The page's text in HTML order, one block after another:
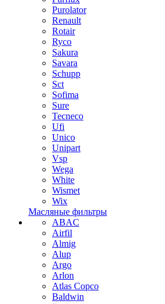
Purolator
Renault
Rotair
Ryco
Sakura
Savara
Schupp
Sct
Sofima
Sure
Tecneco
Ufi
Unico
Unipart
Vsp
Wega
White
Wismet
Wix
Масляные фильтры
ABAC
Airfil
Almig
Alup
Argo
Arlon
Atlas Copco
Baldwin